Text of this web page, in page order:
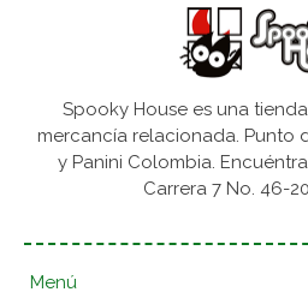
Spooky House es una
mercancía relacionada. Punto
y Panini Colombia.
Carrera 7 No. 46-
Menú